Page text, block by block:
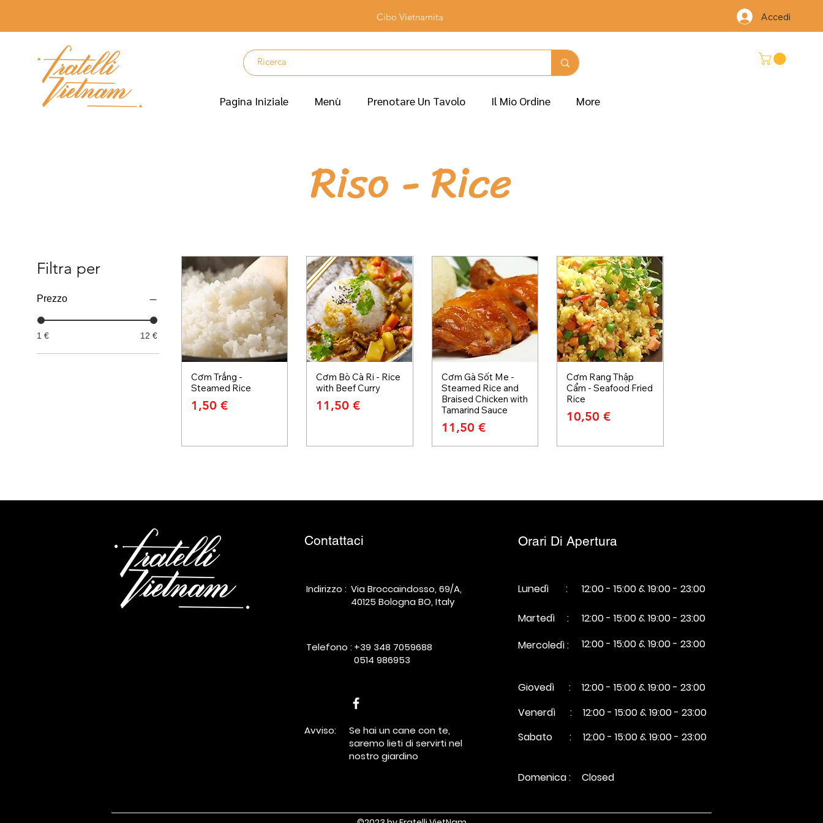
Cibo Vietnamita Accedi
Pagina Iniziale Menù Prenotare Un Tavolo Il Mio Ordine More
Riso - Rice
Filtra per
Prezzo
1 € 12 €
Cơm Trắng -
Steamed Rice
Prezzo
1,50 €
Cơm Bò Cà Ri - Rice
with Beef Curry
Prezzo
11,50 €
Cơm Gà Sốt Me -
Steamed Rice and
Braised Chicken with
Tamarind Sauce
Prezzo
11,50 €
Cơm Rang Thập
Cẩm - Seafood Fried
Rice
Prezzo
10,50 €
Contattaci
Indirizzo : Via Broccaindosso, 69/A,
40125 Bologna BO, Italy
Telefono :+39 348 7059688
0514 986953
Avviso:
Se hai un cane con te,
saremo lieti di servirti nel
nostro giardino
Orari Di Apertura
Lunedì : 12:00 - 15:00 & 19:00 - 23:00
​​Martedì :
12:00 - 15:00 & 19:00 - 23:00
Mercoledì :
12:00 - 15:00 & 19:00 - 23:00
Giovedì :
12:00 - 15:00 & 19:00 - 23:00
Venerdì :
12:00 - 15:00 & 19:00 - 23:00
Sabato :
12:00 - 15:00 & 19:00 - 23:00
Domenica : Closed